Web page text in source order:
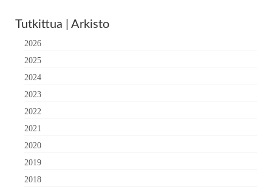
Tutkittua | Arkisto
2026
2025
2024
2023
2022
2021
2020
2019
2018